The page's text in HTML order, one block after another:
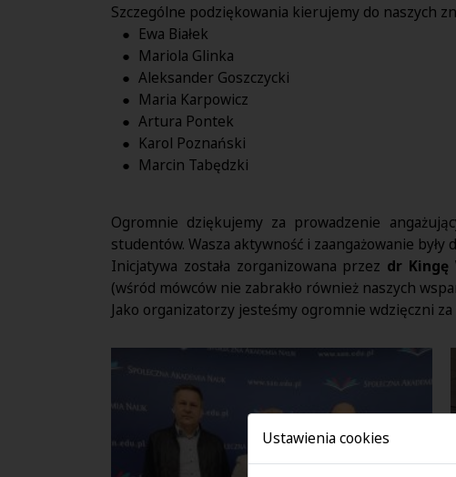
Szczególne podziękowania kierujemy do naszych
Ewa Białek
Mariola Glinka
Aleksander Goszczycki
Maria Karpowicz
Artura Pontek
Karol Poznański
Marcin Tabędzki
Ogromnie dziękujemy za prowadzenie
studentów. Wasza aktywność i zaangażowanie
Inicjatywa została zorganizowana przez dr Kingę
(wśród mówców nie zabrakło również naszych
Jako organizatorzy jesteśmy ogromnie wdzięczni
Ustawienia cookies